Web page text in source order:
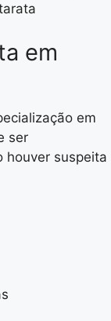
em
em
ser
houver suspeita